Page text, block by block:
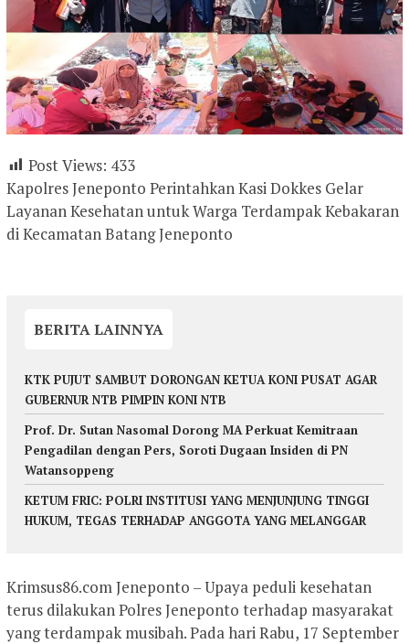
Post Views: 433
Kapolres Jeneponto Perintahkan Kasi Dokkes Gelar
Layanan Kesehatan untuk Warga Terdampak Kebakaran
di Kecamatan Batang Jeneponto
BERITA LAINNYA
KTK PUJUT SAMBUT DORONGAN KETUA KONI PUSAT AGAR
GUBERNUR NTB PIMPIN KONI NTB
Prof. Dr. Sutan Nasomal Dorong MA Perkuat Kemitraan
Pengadilan dengan Pers, Soroti Dugaan Insiden di PN
Watansoppeng
KETUM FRIC: POLRI INSTITUSI YANG MENJUNJUNG TINGGI
HUKUM, TEGAS TERHADAP ANGGOTA YANG MELANGGAR
Krimsus86.com Jeneponto – Upaya peduli kesehatan
terus dilakukan Polres Jeneponto terhadap masyarakat
yang terdampak musibah. Pada hari Rabu, 17 September